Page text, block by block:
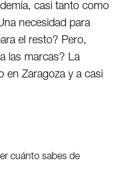
casi tanto como
necesidad para
el resto? Pero,
las marcas? La
en Zaragoza y a casi
cuánto sabes de